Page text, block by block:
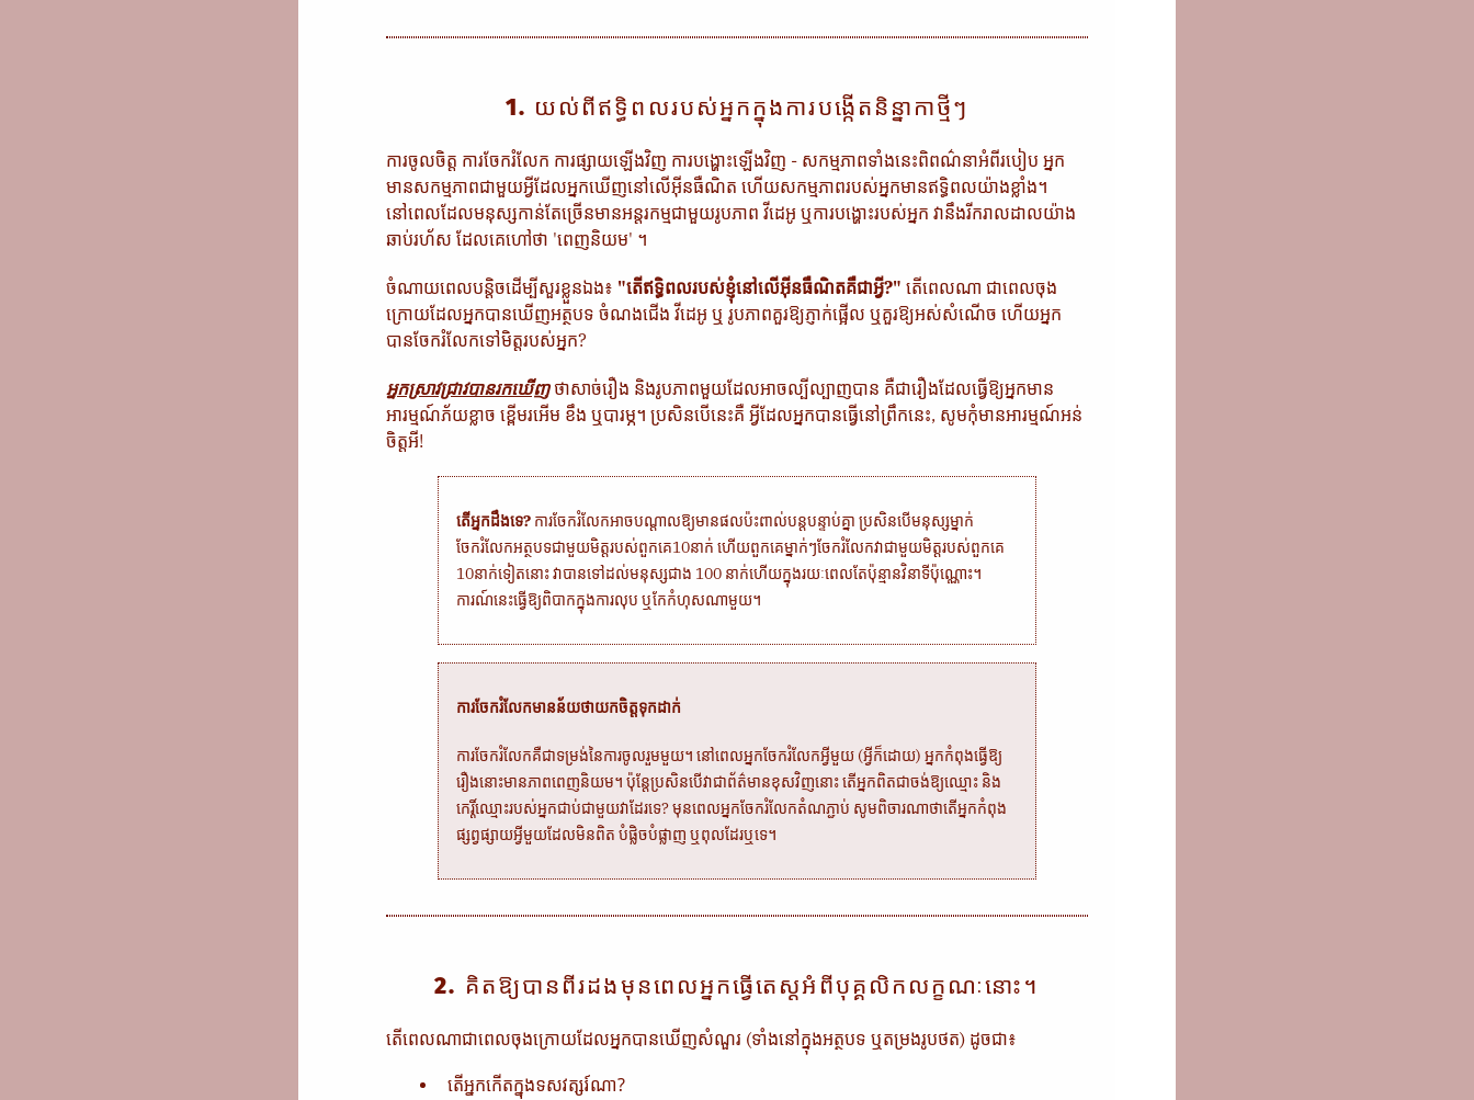
1. យល់ពីឥទ្ធិពលរបស់អ្នកក្នុងការបង្កើតនិន្នាកាថ្មីៗ
ការចូលចិត្ត ការចែករំលែក ការផ្សាយឡើងវិញ ការបង្ហោះឡើងវិញ - សកម្មភាពទាំងនេះពិពណ៌នាអំពីរបៀប អ្នក
មានសកម្មភាពជាមួយអ្វីដែលអ្នកឃើញនៅលើអ៊ីនធឺណិត ហើយសកម្មភាពរបស់អ្នកមានឥទ្ធិពលយ៉ាងខ្លាំង។
នៅពេលដែលមនុស្សកាន់តែច្រើនមានអន្តរកម្មជាមួយរូបភាព វីដេអូ ឬការបង្ហោះរបស់អ្នក វានឹងរីករាលដាលយ៉ាង
ឆាប់រហ័ស ដែលគេហៅថា 'ពេញនិយម' ។
ចំណាយពេលបន្តិចដើម្បីសួរខ្លួនឯង៖ "តើឥទ្ធិពលរបស់ខ្ញុំនៅលើអ៊ីនធឺណិតគឺជាអ្វី?" តើពេលណា ជាពេលចុង
ក្រោយដែលអ្នកបានឃើញអត្ថបទ​ ចំណងជើង វីដេអូ ឬ រូបភាពគួរឱ្យភ្ញាក់ផ្អើល ឬគួរឱ្យអស់សំណើច ហើយអ្នក
បានចែករំលែកទៅមិត្តរបស់អ្នក?
អ្នកស្រាវជ្រាវបានរកឃើញថាសាច់រឿង និងរូបភាពមួយដែលអាចល្បីល្បាញបាន គឺជារឿងដែលធ្វើឱ្យអ្នកមាន
អារម្មណ៍ភ័យខ្លាច ខ្ពើមរអើម ខឹង ឬបារម្ភ។ ប្រសិនបើនេះគឺ អ្វី​ដែល​អ្នក​បាន​ធ្វើ​នៅ​ព្រឹក​នេះ​, សូមកុំ​មាន​អារម្មណ៍អន់
ចិត្តអី​!
តើអ្នកដឹងទេ? ការចែករំលែកអាចបណ្តាលឱ្យមានផលប៉ះពាល់បន្តបន្ទាប់គ្នា ប្រសិនបើមនុស្សម្នាក់
ចែករំលែកអត្ថបទជាមួយមិត្តរបស់ពួកគេ10នាក់ ហើយពួកគេម្នាក់ៗចែករំលែកវាជាមួយមិត្តរបស់ពួកគេ
10នាក់ទៀតនោះ វាបានទៅដល់មនុស្សជាង 100 នាក់ហើយក្នុងរយៈពេលតែប៉ុន្មានវិនាទីប៉ុណ្ណោះ។
ការណ៍នេះធ្វើឱ្យពិបាកក្នុងការលុប ឬកែកំហុសណាមួយ។
ការចែករំលែកមានន័យថាយកចិត្តទុកដាក់
ការចែករំលែកគឺជាទម្រង់នៃការចូលរួមមួយ។ នៅពេលអ្នកចែករំលែកអ្វីមួយ (អ្វីក៏ដោយ) អ្នកកំពុងធ្វើឱ្យ
រឿងនោះមានភាពពេញនិយម។ ប៉ុន្តែប្រសិនបើវាជាព័ត៌មានខុសវិញនោះ តើអ្នកពិតជាចង់ឱ្យឈ្មោះ និង
កេរ្តិ៍ឈ្មោះរបស់អ្នកជាប់ជាមួយវាដែរទេ? មុនពេលអ្នកចែករំលែកតំណភ្ជាប់ សូមពិចារណាថាតើអ្នកកំពុង
ផ្សព្វផ្សាយអ្វីមួយដែលមិនពិត បំផ្លិចបំផ្លាញ ឬពុលដែរឬទេ។
2. គិតឱ្យបានពីរដងមុនពេលអ្នកធ្វើតេស្តអំពីបុគ្គលិកលក្ខណៈនោះ។
តើពេលណាជាពេលចុងក្រោយដែលអ្នកបានឃើញសំណួរ (ទាំងនៅក្នុងអត្ថបទ ឬតម្រងរូបថត) ដូចជា៖
តើអ្នកកើតក្នុងទសវត្សរ៍ណា?